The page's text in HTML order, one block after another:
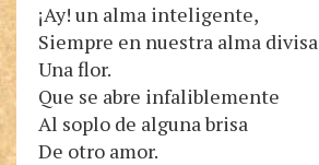
¡Ay! un alma inteligente,
Siempre en nuestra alma divisa
Una flor.
Que se abre infaliblemente
Al soplo de alguna brisa
De otro amor.